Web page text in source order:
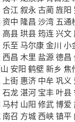
合江 叙永古蔺旌阳
资中 隆昌 沙湾 五通
高县珙县筠连兴文
乐至 马尔康金川 小
西昌 木里 盐源德昌
安阳 鹤壁新乡 焦
上街 惠济 中牟巩义
石龙湛河 宝丰 叶县
马村 山阳 修武博爱
南召 方城 西峡镇平